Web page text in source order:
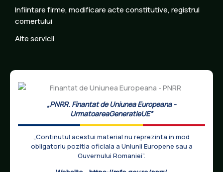
Infiintare firme, modificare acte constitutive, registrul
comertului
Alte servicii
„PNRR. Finantat de Uniunea Europeana -
UrmatoareaGeneratieUE”
„Continutul acestui material nu reprezinta in mod
obligatoriu pozitia oficiala a Uniunii Europene sau a
Guvernului Romaniei”.